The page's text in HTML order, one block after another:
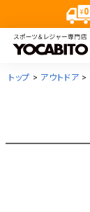
トップ アウトドア